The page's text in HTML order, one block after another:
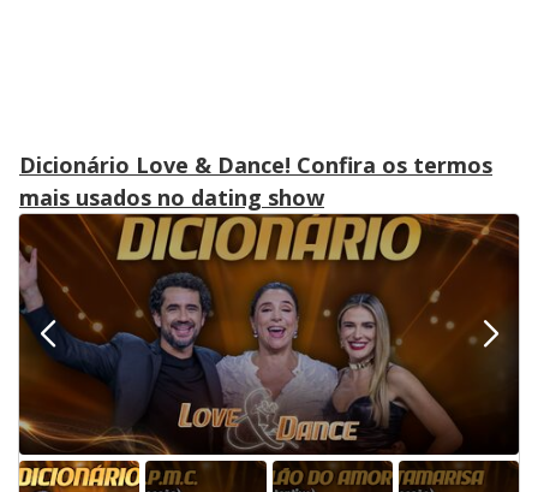
Dicionário Love & Dance! Confira os termos
mais usados no dating show